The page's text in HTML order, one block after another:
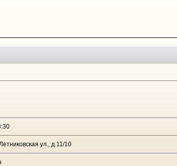
ул., д.11/10